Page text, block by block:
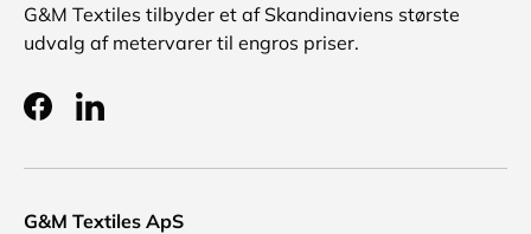
G&M Textiles tilbyder et af Skandinaviens største
udvalg af metervarer til engros priser.
FacebookLinkedIn
G&M Textiles ApS